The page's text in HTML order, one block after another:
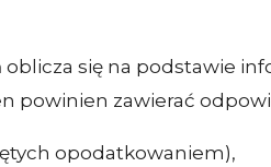
oblicza się na podstawie
powinien zawierać
opodatkowaniem),